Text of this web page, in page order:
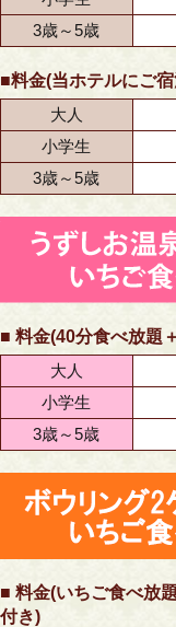
3歳～5歳
■料金(当ホテルにご
大人
小学生
3歳～5歳
■ 料金(40分食べ放題
大人
小学生
3歳～5歳
■ 料金(いちご食べ放
付き)